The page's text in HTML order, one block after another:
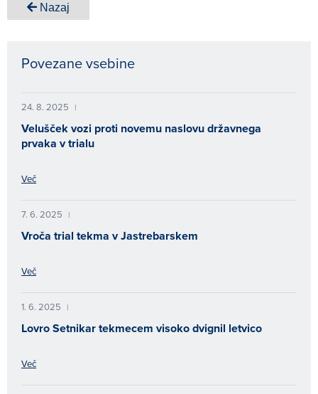
Nazaj
Povezane vsebine
24. 8. 2025 |
Velušček vozi proti novemu naslovu državnega
prvaka v trialu
Več
7. 6. 2025 |
Vroča trial tekma v Jastrebarskem
Več
1. 6. 2025 |
Lovro Setnikar tekmecem visoko dvignil letvico
Več